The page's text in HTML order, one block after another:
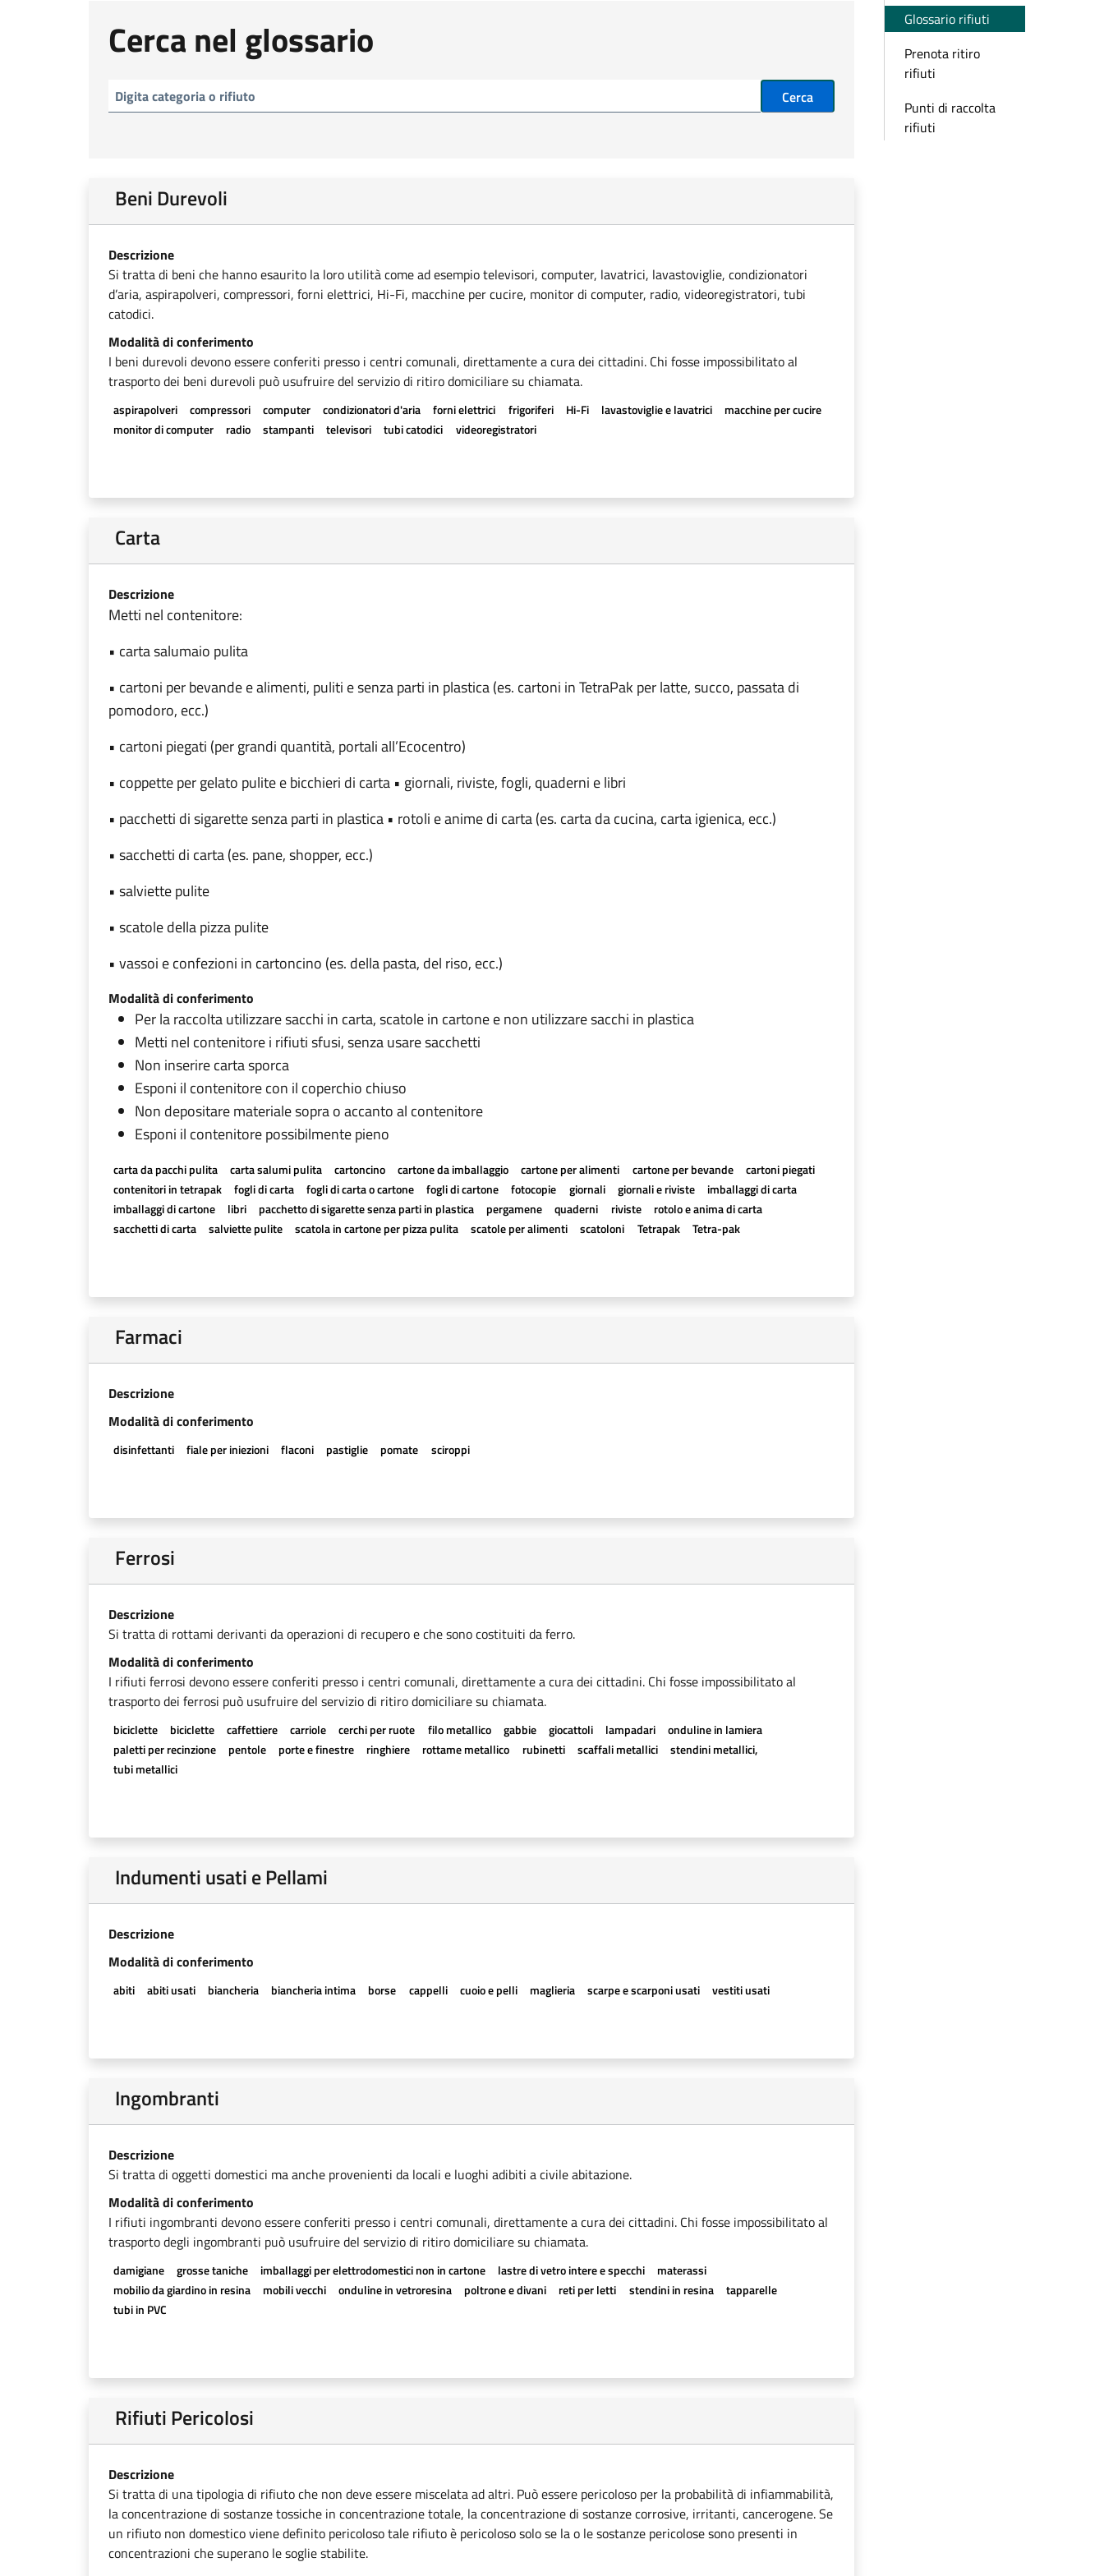
Cerca nel glossario
Cerca
Beni Durevoli
Descrizione
Si tratta di beni che hanno esaurito la loro utilità come ad esempio televisori, computer, lavatrici, lavastoviglie, condizionatori
d’aria, aspirapolveri, compressori, forni elettrici, Hi-Fi, macchine per cucire, monitor di computer, radio, videoregistratori, tubi
catodici.
Modalità di conferimento
I beni durevoli devono essere conferiti presso i centri comunali, direttamente a cura dei cittadini. Chi fosse impossibilitato al
trasporto dei beni durevoli può usufruire del servizio di ritiro domiciliare su chiamata.
aspirapolveri compressori computer condizionatori d'aria forni elettrici frigoriferi Hi-Fi lavastoviglie e lavatrici
macchine per cucire
monitor di computer
radio stampanti televisori tubi catodici videoregistratori
Carta
Descrizione
Metti nel contenitore:
• carta salumaio pulita
• cartoni per bevande e alimenti, puliti e senza parti in plastica (es. cartoni in TetraPak per latte, succo, passata di
pomodoro, ecc.)
• cartoni piegati (per grandi quantità, portali all’Ecocentro)
• coppette per gelato pulite e bicchieri di carta • giornali, riviste, fogli, quaderni e libri
• pacchetti di sigarette senza parti in plastica • rotoli e anime di carta (es. carta da cucina, carta igienica, ecc.)
• sacchetti di carta (es. pane, shopper, ecc.)
• salviette pulite
• scatole della pizza pulite
• vassoi e confezioni in cartoncino (es. della pasta, del riso, ecc.)
Modalità di conferimento
Per la raccolta utilizzare sacchi in carta, scatole in cartone e non utilizzare sacchi in plastica
Metti nel contenitore i rifiuti sfusi, senza usare sacchetti
Non inserire carta sporca
Esponi il contenitore con il coperchio chiuso
Non depositare materiale sopra o accanto al contenitore
Esponi il contenitore possibilmente pieno
carta da pacchi pulita carta salumi pulita cartoncino cartone da imballaggio cartone per alimenti cartone per bevande
cartoni piegati
contenitori in tetrapak
fogli di carta fogli di carta o cartone fogli di cartone fotocopie giornali giornali e riviste
imballaggi di carta
imballaggi di cartone
libri pacchetto di sigarette senza parti in plastica pergamene quaderni riviste
rotolo e anima di carta
sacchetti di carta
salviette pulite scatola in cartone per pizza pulita scatole per alimenti scatoloni Tetrapak Tetra-pak
Farmaci
Descrizione
Modalità di conferimento
disinfettanti fiale per iniezioni flaconi pastiglie pomate sciroppi
Ferrosi
Descrizione
Si tratta di rottami derivanti da operazioni di recupero e che sono costituiti da ferro.
Modalità di conferimento
I rifiuti ferrosi devono essere conferiti presso i centri comunali, direttamente a cura dei cittadini. Chi fosse impossibilitato al
trasporto dei ferrosi può usufruire del servizio di ritiro domiciliare su chiamata.
biciclette biciclette caffettiere carriole cerchi per ruote filo metallico gabbie giocattoli lampadari
onduline in lamiera
paletti per recinzione
pentole porte e finestre ringhiere rottame metallico rubinetti scaffali metallici
stendini metallici,
tubi metallici
Indumenti usati e Pellami
Descrizione
Modalità di conferimento
abiti abiti usati biancheria biancheria intima borse cappelli cuoio e pelli maglieria scarpe e scarponi usati vestiti usati
Ingombranti
Descrizione
Si tratta di oggetti domestici ma anche provenienti da locali e luoghi adibiti a civile abitazione.
Modalità di conferimento
I rifiuti ingombranti devono essere conferiti presso i centri comunali, direttamente a cura dei cittadini. Chi fosse impossibilitato al
trasporto degli ingombranti può usufruire del servizio di ritiro domiciliare su chiamata.
damigiane grosse taniche imballaggi per elettrodomestici non in cartone lastre di vetro intere e specchi
materassi
mobilio da giardino in resina
mobili vecchi onduline in vetroresina poltrone e divani reti per letti stendini in resina
tapparelle
tubi in PVC
Rifiuti Pericolosi
Descrizione
Si tratta di una tipologia di rifiuto che non deve essere miscelata ad altri. Può essere pericoloso per la probabilità di infiammabilità,
la concentrazione di sostanze tossiche in concentrazione totale, la concentrazione di sostanze corrosive, irritanti, cancerogene. Se
un rifiuto non domestico viene definito pericoloso tale rifiuto è pericoloso solo se la o le sostanze pericolose sono presenti in
concentrazioni che superano le soglie stabilite.
Glossario rifiuti
Prenota ritiro
rifiuti
Punti di raccolta
rifiuti